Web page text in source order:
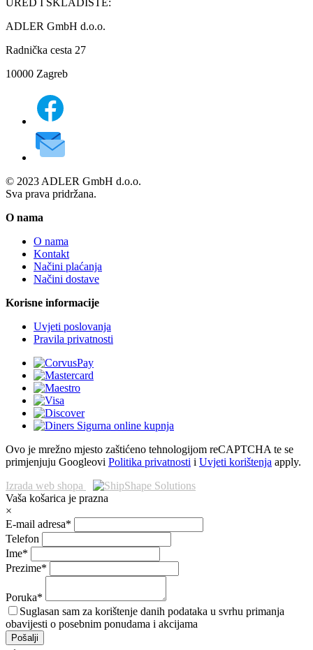
ADLER GmbH d.o.o.
Radnička cesta 27
10000 Zagreb
© 2023 ADLER GmbH d.o.o.
Sva prava pridržana.
O nama
O nama
Kontakt
Načini plaćanja
Načini dostave
Korisne informacije
Uvjeti poslovanja
Pravila privatnosti
Ovo je mrežno mjesto zaštićeno tehnologijom reCAPTCHA te se
primjenjuju Googleovi Politika privatnosti i Uvjeti korištenja apply.
Izrada web shopa
Vaša košarica je prazna
×
E-mail adresa*
Telefon
Ime*
Prezime*
Poruka*
Suglasan sam za korištenje danih podataka u svrhu primanja
obavijesti o posebnim ponudama i akcijama
Pošalji